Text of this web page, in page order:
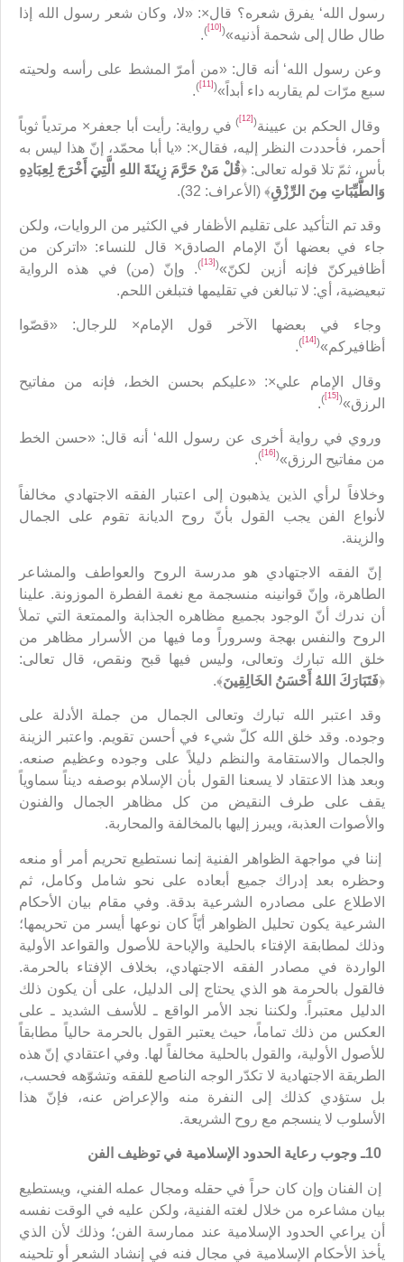
رسول الله‘ يفرق شعره؟ قال×: «لا، وكان شعر رسول الله إذا
طال طال إلى شحمة أذنيه»(
[10]
)
.
وعن رسول الله‘ أنه قال: «من أمرّ المشط على رأسه ولحيته
سبع مرّات لم يقاربه داء أبداً»(
[11]
)
.
وقال الحكم بن عيينة(
[12]
) في رواية: رأيت أبا جعفر× مرتدياً ثوباً
أحمر، فأحددت النظر إليه، فقال×: «يا أبا محمّد، إنّ هذا ليس به
بأس، ثمّ تلا قوله تعالى: ﴿قُلْ مَنْ حَرَّمَ زِينَةَ اللهِ الَّتِيَ أَخْرَجَ لِعِبَادِهِ
وَالطَّيِّبَاتِ مِنَ الرِّزْقِ﴾ (الأعراف: 32).
وقد تم التأكيد على تقليم الأظفار في الكثير من الروايات، ولكن
جاء في بعضها أنّ الإمام الصادق× قال للنساء: «اتركن من
أظافيركنّ فإنه أزين لكنّ»(
[13]
). وإنّ (من) في هذه الرواية
تبعيضية، أي: لا تبالغن في تقليمها فتبلغن اللحم.
وجاء في بعضها الآخر قول الإمام× للرجال: «قصّوا
أظافيركم»(
[14]
)
.
وقال الإمام علي×: «عليكم بحسن الخط، فإنه من مفاتيح
الرزق»(
[15]
)
.
وروي في رواية أخرى عن رسول الله‘ أنه قال: «حسن الخط
من مفاتيح الرزق»(
[16]
)
.
وخلافاً لرأي الذين يذهبون إلى اعتبار الفقه الاجتهادي مخالفاً
لأنواع الفن يجب القول بأنّ روح الديانة تقوم على الجمال
والزينة.
إنّ الفقه الاجتهادي هو مدرسة الروح والعواطف والمشاعر
الطاهرة، وإنّ قوانينه منسجمة مع نغمة الفطرة الموزونة. علينا
أن ندرك أنّ الوجود بجميع مظاهره الجذابة والممتعة التي تملأ
الروح والنفس بهجة وسروراً وما فيها من الأسرار مظاهر من
خلق الله تبارك وتعالى، وليس فيها قبح ونقص، قال تعالى:
﴿فَتَبَارَكَ اللهُ أَحْسَنُ الخَالِقِينَ﴾.
وقد اعتبر الله تبارك وتعالى الجمال من جملة الأدلة على
وجوده. وقد خلق الله كلّ شيء في أحسن تقويم. واعتبر الزينة
والجمال والاستقامة والنظم دليلاً على وجوده وعظيم صنعه.
وبعد هذا الاعتقاد لا يسعنا القول بأن الإسلام بوصفه ديناً سماوياً
يقف على طرف النقيض من كل مظاهر الجمال والفنون
والأصوات العذبة، ويبرز إليها بالمخالفة والمحاربة.
إننا في مواجهة الظواهر الفنية إنما نستطيع تحريم أمر أو منعه
وحظره بعد إدراك جميع أبعاده على نحو شامل وكامل، ثم
الاطلاع على مصادره الشرعية بدقة. وفي مقام بيان الأحكام
الشرعية يكون تحليل الظواهر أيّاً كان نوعها أيسر من تحريمها؛
وذلك لمطابقة الإفتاء بالحلية والإباحة للأصول والقواعد الأولية
الواردة في مصادر الفقه الاجتهادي، بخلاف الإفتاء بالحرمة.
فالقول بالحرمة هو الذي يحتاج إلى الدليل، على أن يكون ذلك
الدليل معتبراً. ولكننا نجد الأمر الواقع ـ للأسف الشديد ـ على
العكس من ذلك تماماً، حيث يعتبر القول بالحرمة حالياً مطابقاً
للأصول الأولية، والقول بالحلية مخالفاً لها. وفي اعتقادي إنّ هذه
الطريقة الاجتهادية لا تكدّر الوجه الناصع للفقه وتشوّهه فحسب،
بل ستؤدي كذلك إلى النفرة منه والإعراض عنه، فإنّ هذا
الأسلوب لا ينسجم مع روح الشريعة.
إن الفنان وإن كان حراً في حقله ومجال عمله الفني، ويستطيع
بيان مشاعره من خلال لغته الفنية، ولكن عليه في الوقت نفسه
أن يراعي الحدود الإسلامية عند ممارسة الفن؛ وذلك لأن الذي
يأخذ الأحكام الإسلامية في مجال فنه في إنشاد الشعر أو تلحينه